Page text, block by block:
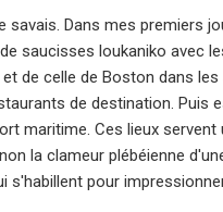
savais. Dans mes premiers
saucisses loukaniko avec
de celle de Boston dans
de destination. Puis
maritime. Ces lieux
la clameur plébéienne
s'habillent pour